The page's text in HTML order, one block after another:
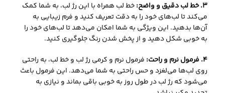
3. خط لب دقیق و واضح:
خط لب همراه با این رژ لب، به شما کمک
می‌کند تا لب‌های خود را به دقت تعریف کنید و فرم زیبایی به
آن‌ها بدهید. این ویژگی به شما امکان می‌دهد تا لب‌های خود را
به خوبی شکل دهید و از پخش شدن رنگ جلوگیری کنید.
4. فرمول نرم و راحت:
فرمول نرم و کرمی رژ لب و خط لب، به راحتی
روی لب‌ها می‌لغزد و حس راحتی به شما می‌دهد. این فرمول باعث
می‌شود که رژ لب در طول روز به خوبی باقی بماند و نیازی به